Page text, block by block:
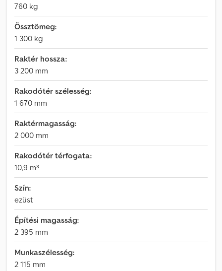
760 kg
Össztömeg:
1 300 kg
Raktér hossza:
3 200 mm
Rakodótér szélesség:
1 670 mm
Raktérmagasság:
2 000 mm
Rakodótér térfogata:
10,9 m³
Szín:
ezüst
Építési magasság:
2 395 mm
Munkaszélesség:
2 115 mm